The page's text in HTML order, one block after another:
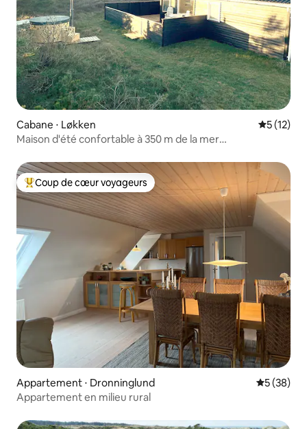
Cabane ⋅ Løkken
5 (12)
Maison d'été confortable à 350 m de la mer
Coups de cœur voyageurs les plus appréciés
Coup de cœur voyageurs
Appartement ⋅ Dronninglund
5 (38)
Appartement en milieu rural